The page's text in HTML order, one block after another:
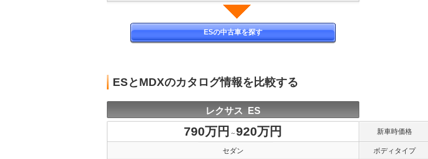
ESの中古車を探す
ESとMDXのカタログ情報を比較する
レクサス ES
790万円 ～920万円 新車時価格
セダン ボディタイプ